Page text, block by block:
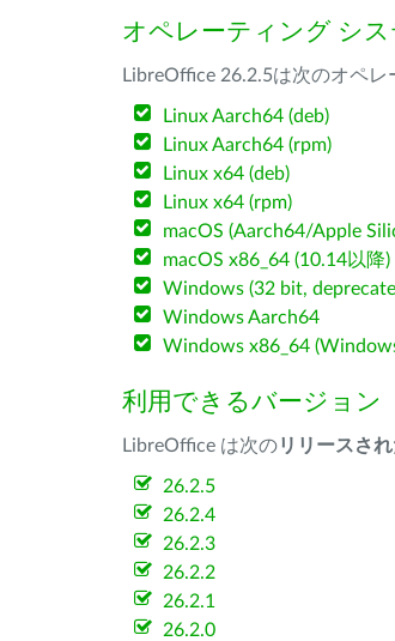
オペレーティング シス
LibreOffice 26.2.5は次のオペ
Linux Aarch64 (deb)
Linux Aarch64 (rpm)
Linux x64 (deb)
Linux x64 (rpm)
macOS (Aarch64/Apple
macOS x86_64 (10.14以降)
Windows (32 bit,
Windows Aarch64
Windows x86_64
利用できるバージョン
LibreOffice は次のリリースさ
26.2.5
26.2.4
26.2.3
26.2.2
26.2.1
26.2.0